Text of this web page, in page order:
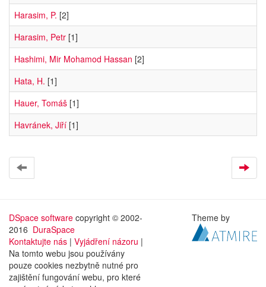
Harasim, P. [2]
Harasim, Petr [1]
Hashimi, Mir Mohamod Hassan [2]
Hata, H. [1]
Hauer, Tomáš [1]
Havránek, Jiří [1]
DSpace software copyright © 2002-
2016 DuraSpace
Kontaktujte nás | Vyjádření názoru |
Na tomto webu jsou používány
pouze cookies nezbytně nutné pro
zajištění fungování webu, pro které
Theme by